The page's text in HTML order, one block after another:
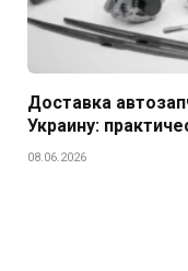
Доставка
Украину:
08.06.2026